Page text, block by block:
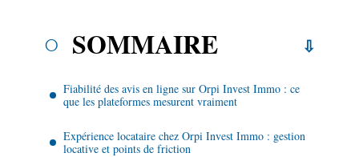
SOMMAIRE
Fiabilité des avis en ligne sur Orpi Invest Immo : ce
que les plateformes mesurent vraiment
Expérience locataire chez Orpi Invest Immo : gestion
locative et points de friction